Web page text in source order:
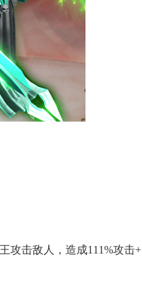
攻击敌人，造成111%攻